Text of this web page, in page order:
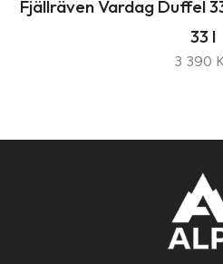
Fjällräven Vardag Duffel
33 l
3 390